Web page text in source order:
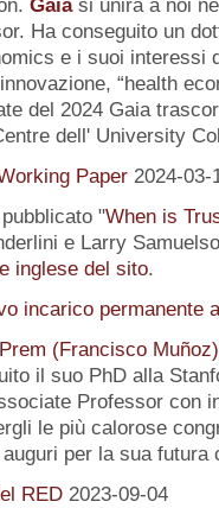
Gaiasi unirà a noi
Ha conseguito un
e i suoi interessi
“health
del 2024 Gaia
dell' University
Paper 2024-03-
"When is
e Larry
inglese del sito.
incarico permanente
(Francisco Muñoz)
il suo PhD alla
Professor con
le più calorose
per la sua futura
RED 2023-09-04